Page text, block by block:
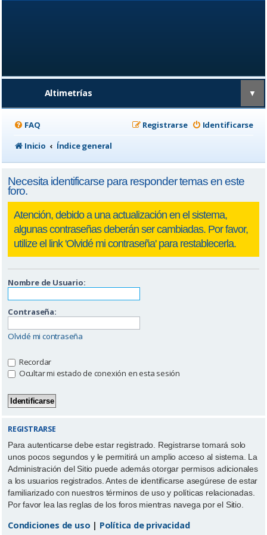
Altimetrías ▼
FAQ Identificarse
Registrarse
Inicio
Índice general
Necesita identificarse para responder temas en este
foro.
Nombre de Usuario:
Contraseña:
Olvidé mi contraseña
Recordar
Ocultar mi estado de conexión en esta sesión
REGISTRARSE
Para autenticarse debe estar registrado. Registrarse tomará solo
unos pocos segundos y le permitirá un amplio acceso al sistema. La
Administración del Sitio puede además otorgar permisos adicionales
a los usuarios registrados. Antes de identificarse asegúrese de estar
familiarizado con nuestros términos de uso y políticas relacionadas.
Por favor lea las reglas de los foros mientras navega por el Sitio.
Condiciones de uso | Política de privacidad